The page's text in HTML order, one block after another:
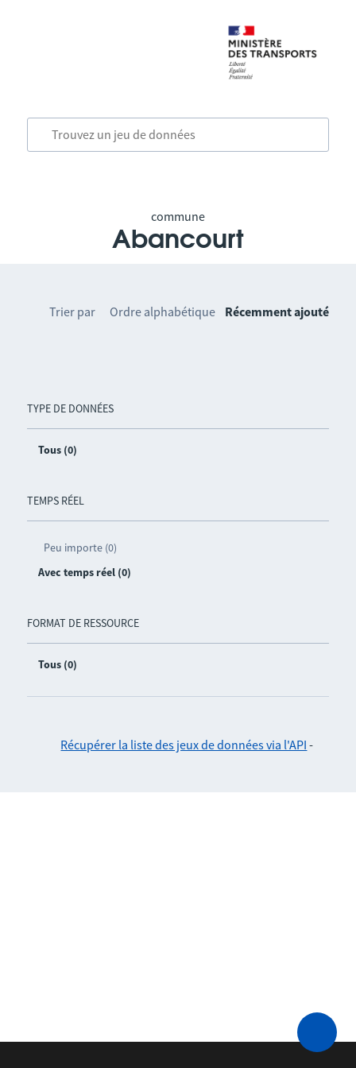
commune
Abancourt
TYPE DE DONNÉES
Tous (0)
TEMPS RÉEL
Peu importe (0)
Avec temps réel (0)
FORMAT DE RESSOURCE
Tous (0)
Trier par Ordre alphabétique Récemment ajouté
Récupérer la liste des jeux de données via l'API -